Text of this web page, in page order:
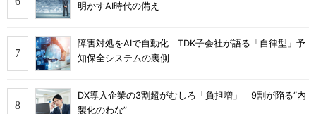
明かすAI時代の備え
障害対処をAIで自動化 TDK子会社が語る「自律型」予
知保全システムの裏側
DX導入企業の3割超がむしろ「負担増」 9割が陥る“内
製化のわな”